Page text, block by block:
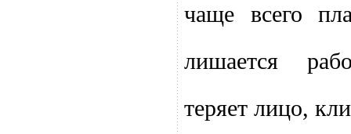
чаще всего
лишается
теряет лицо,